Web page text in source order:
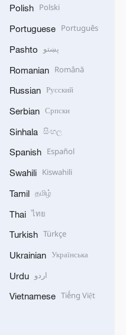
Polish Polski
Portuguese Português
Pashto پښتو
Romanian Română
Russian Русский
Serbian Српски
Sinhala සිංහල
Spanish Español
Swahili Kiswahili
Tamil தமிழ்
Thai ไทย
Turkish Türkçe
Ukrainian Українська
Urdu اردو
Vietnamese Tiếng Việt